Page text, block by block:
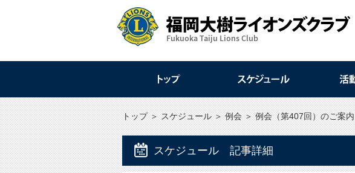
トップ＞ スケジュール＞ 例会＞ 例会（第407回）のご案内
スケジュール 記事詳細